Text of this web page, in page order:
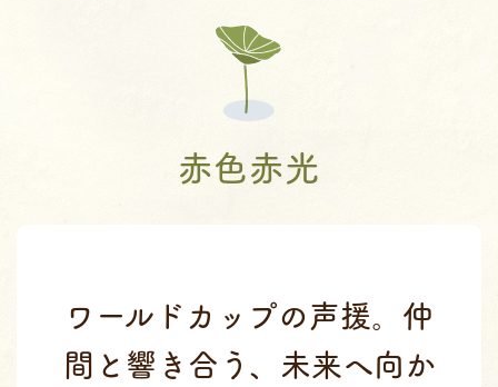
赤色赤光
ワールドカップの声援。仲
間と響き合う、未来へ向か